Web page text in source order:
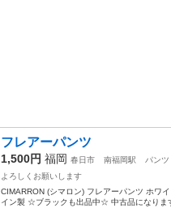
フレアーパンツ
1,500円 福岡 春日市 南福岡駅
パンツ
よろしくお願いします
CIMARRON (シマロン) フレアーパンツ ホワ
イン製 ☆ブラックも出品中☆ 中古品になりま